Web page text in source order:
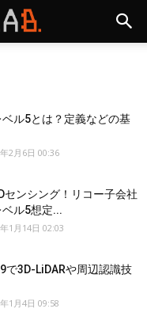
ベル5とは？定義などの基
2月6日 00:36
センシング！リコー子会社
ル5想定...
1月14日 02:03
で3D-LiDARや周辺認識技
1月4日 09:58